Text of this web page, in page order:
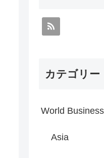
カテゴリー
World
Asia